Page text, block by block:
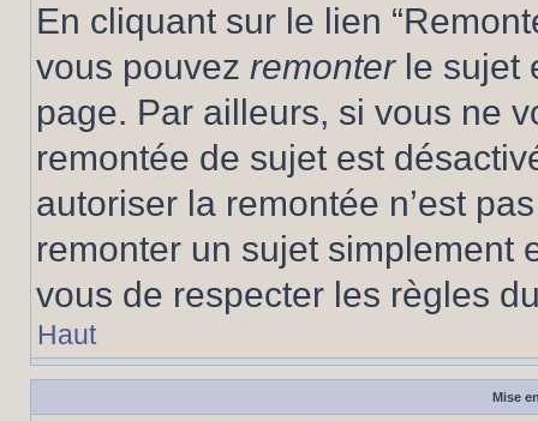
En cliquant sur le lien
vous pouvez remonterle sujet
page. Par ailleurs, si vous ne
remontée de sujet est
autoriser la remontée n’est
remonter un sujet simplement
vous de respecter les règles
Haut
Mise